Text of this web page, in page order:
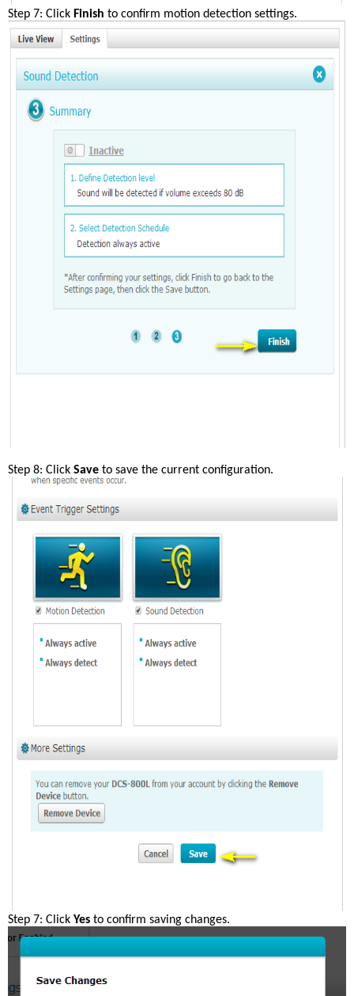
Step 7: Click Finish to confirm motion detection settings.
Step 8: Click Save to save the current configuration.
Step 7: Click Yes to confirm saving changes.